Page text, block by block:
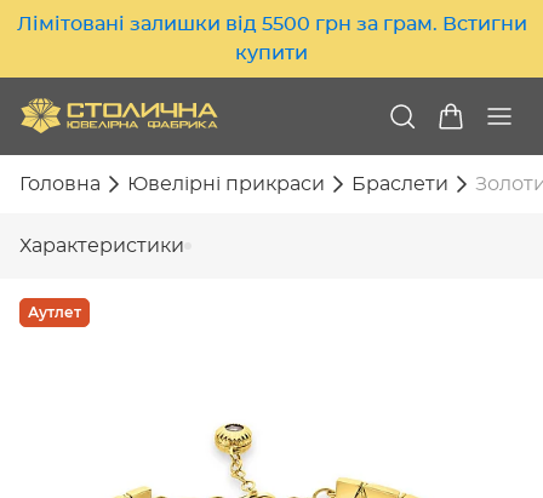
Лімітовані залишки від 5500 грн за грам. Встигни
купити
Головна Ювелірні прикраси Браслети
Характеристики
Аутлет